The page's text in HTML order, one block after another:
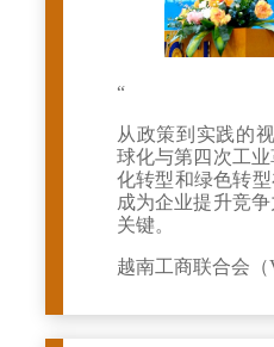
“
从政策到实践的
球化与第四次工
化转型和绿色转
成为企业提升竞
关键。
越南工商联合会